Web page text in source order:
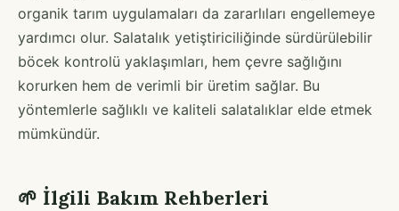
organik tarım uygulamaları da zararlıları engellemeye
yardımcı olur. Salatalık yetiştiriciliğinde sürdürülebilir
böcek kontrolü yaklaşımları, hem çevre sağlığını
korurken hem de verimli bir üretim sağlar. Bu
yöntemlerle sağlıklı ve kaliteli salatalıklar elde etmek
mümkündür.
🌱 İlgili Bakım Rehberleri